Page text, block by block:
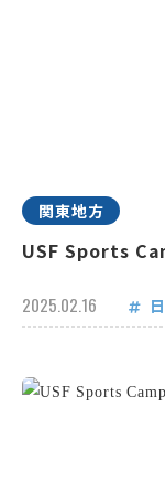
関東地方
USF Sports
2025.02.16